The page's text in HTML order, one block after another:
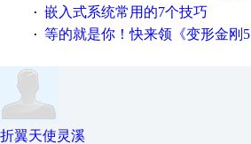
· 嵌入式系统常用的7个技巧
· 等的就是你！快来领《变形金刚5》观影券
折翼天使灵溪